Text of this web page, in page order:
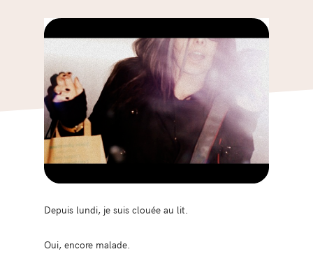
Depuis lundi, je suis clouée au lit.
Oui, encore malade.